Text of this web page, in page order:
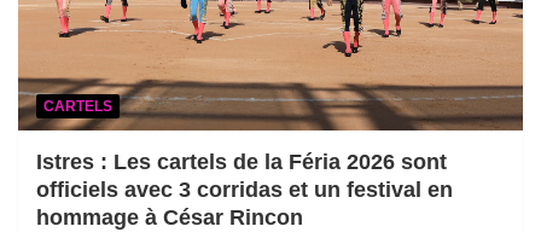
CARTELS
Istres : Les cartels de la Féria 2026 sont
officiels avec 3 corridas et un festival en
hommage à César Rincon